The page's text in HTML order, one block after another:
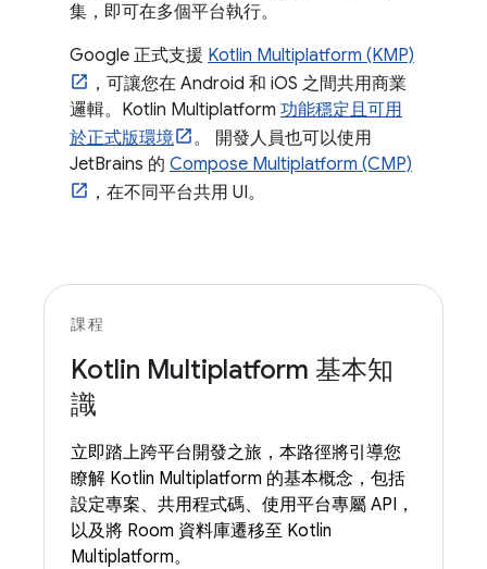
集，即可在多個平台執行。
Google 正式支援 Kotlin Multiplatform (KMP)
，可讓您在 Android 和 iOS 之間共用商業
邏輯。Kotlin Multiplatform 功能穩定且可用
於正式版環境
。 開發人員也可以使用
JetBrains 的 Compose Multiplatform (CMP)
，在不同平台共用 UI。
課程
Kotlin Multiplatform 基本知
識
立即踏上跨平台開發之旅，本路徑將引導您
瞭解 Kotlin Multiplatform 的基本概念，包括
設定專案、共用程式碼、使用平台專屬 API，
以及將 Room 資料庫遷移至 Kotlin
Multiplatform。